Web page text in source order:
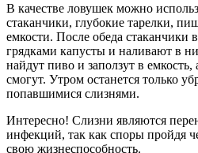
В качестве ловушек можно
стаканчики, глубокие тарелки,
емкости. После обеда стаканчики
грядками капусты и наливают в
найдут пиво и заползут в емкость,
смогут. Утром останется только
попавшимися слизнями.
Интересно! Слизни являются
инфекций, так как споры пройдя
свою жизнеспособность.